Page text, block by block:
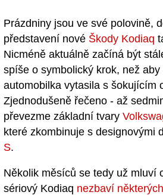
Prázdniny jsou ve své polovině,
představení nové Škody Kodiaq
Nicméně aktuálně začíná být
spíše o symbolický krok, než
automobilka vytasila s šokujícím
Zjednodušeně řečeno - až
převezme základní tvary
které zkombinuje s designovými
S.
Několik měsíců se tedy už mluví
sériový Kodiaq nezbaví